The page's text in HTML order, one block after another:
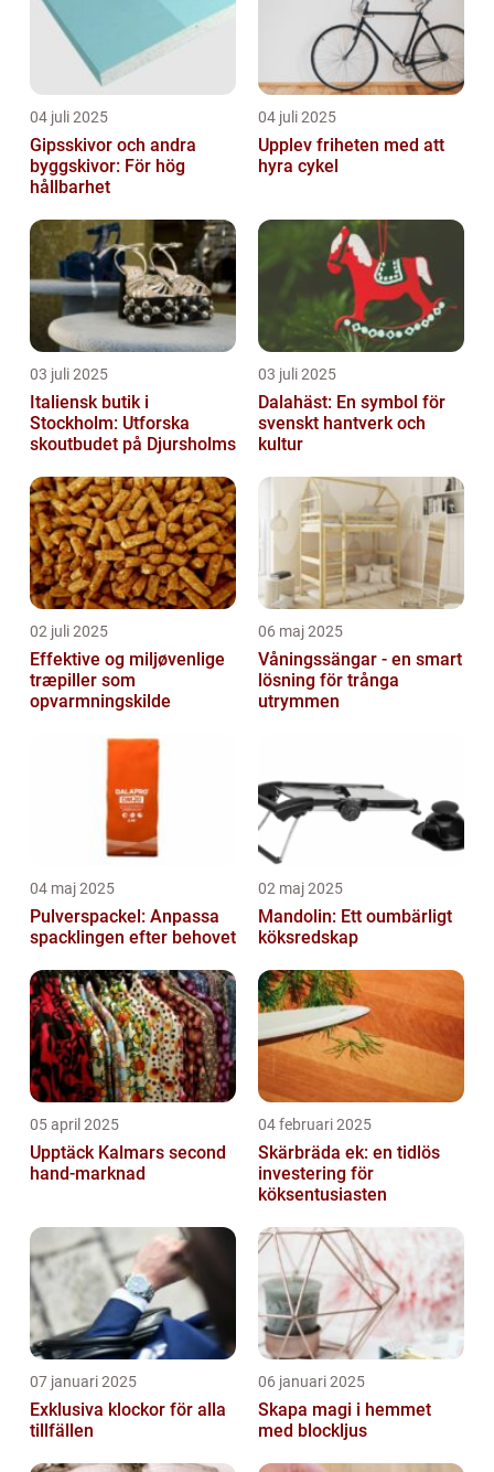
04 juli 2025
Gipsskivor och andra
byggskivor: För hög
hållbarhet
04 juli 2025
Upplev friheten med att
hyra cykel
03 juli 2025
Italiensk butik i
Stockholm: Utforska
skoutbudet på Djursholms
03 juli 2025
Dalahäst: En symbol för
svenskt hantverk och
kultur
02 juli 2025
Effektive og miljøvenlige
træpiller som
opvarmningskilde
06 maj 2025
Våningssängar - en smart
lösning för trånga
utrymmen
04 maj 2025
Pulverspackel: Anpassa
spacklingen efter behovet
02 maj 2025
Mandolin: Ett oumbärligt
köksredskap
05 april 2025
Upptäck Kalmars second
hand-marknad
04 februari 2025
Skärbräda ek: en tidlös
investering för
köksentusiasten
07 januari 2025
Exklusiva klockor för alla
tillfällen
06 januari 2025
Skapa magi i hemmet
med blockljus